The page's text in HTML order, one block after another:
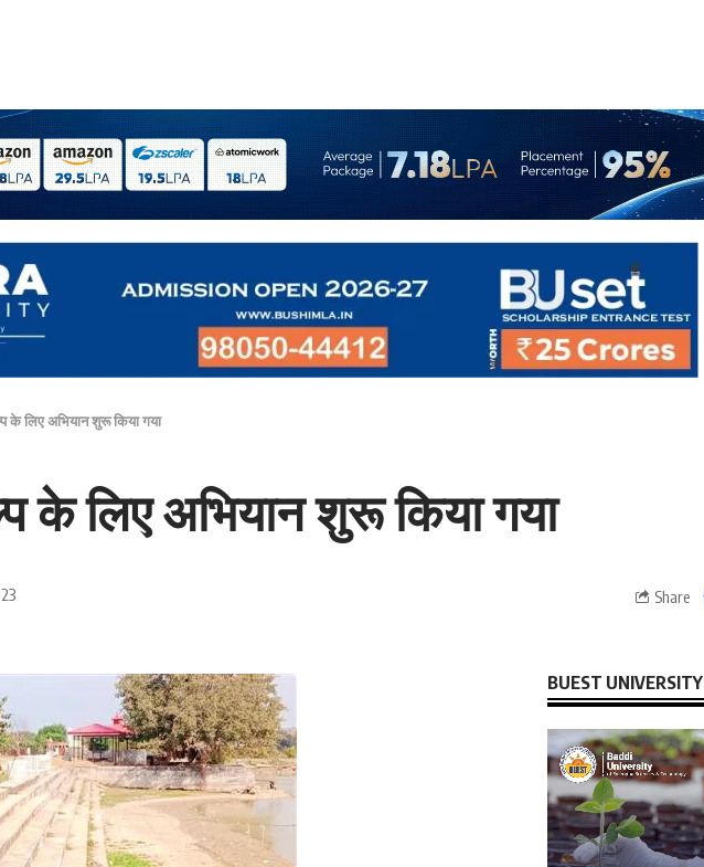
के लिए अभियान शुरू किया गया
के लिए अभियान शुरू किया गया
Share
BUEST UNIVERSITY